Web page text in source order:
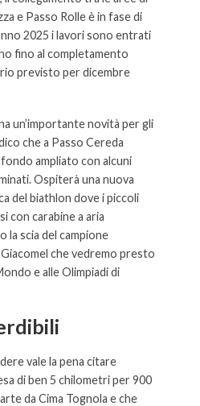
e Passo Rolle è in fase di
2025 i lavori sono entrati
fino al completamento
previsto per dicembre
un’importante novità per gli
che a Passo Cereda
ampliato con alcuni
Ospiterà una nuova
del biathlon dove i piccoli
con carabine a aria
la scia del campione
che vedremo presto
e alle Olimpiadi di
vale la pena citare
di ben 5 chilometri per 900
da Cima Tognola e che